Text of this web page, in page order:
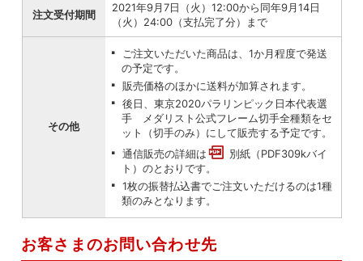
注文受付期間
2021年9月7日（火）12:00から同年9月14日
（火）24:00（支払完了分）まで
その他
ご注文いただいた商品は、1か月程度で発送
の予定です。
販売価格のほかに送料が加算されます。
後日、東京2020パラリンピック日本代表選
手 メダリスト公式フレーム切手全種類をセ
ット（切手のみ）にして販売する予定です。
通信販売の詳細は
別紙（PDF309kバイ
ト）のとおりです。
1枚の振替払込書でご注文いただけるのは1種
類のみとなります。
お客さまのお問い合わせ先